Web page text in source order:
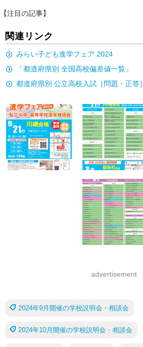
【注目の記事】
関連リンク
みらい子ども進学フェア 2024
「都道府県別 全国高校偏差値一覧」
都道府県別 公立高校入試［問題・正答］
advertisement
2024年9月開催の学校説明会・相談会
2024年10月開催の学校説明会・相談会